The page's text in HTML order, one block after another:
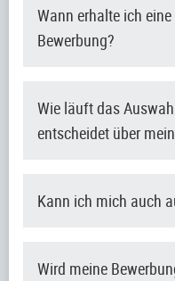
Wann erhalte ich
Bewerbung?
Wie läuft das
entscheidet über
Kann ich mich auch
Wird meine